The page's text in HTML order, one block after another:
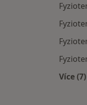
Více (7)